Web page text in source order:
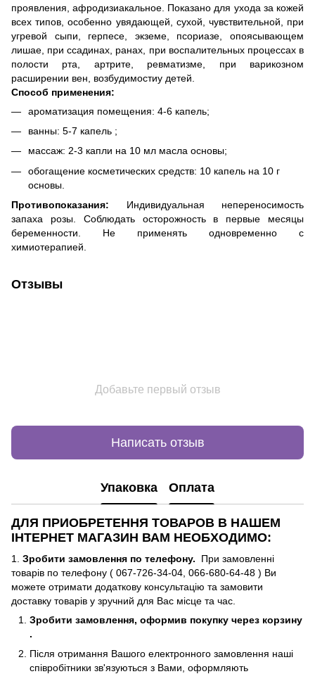
проявления, афродизиакальное. Показано для ухода за кожей
всех типов, особенно увядающей, сухой, чувствительной, при
угревой сыпи, герпесе, экземе, псориазе, опоясывающем
лишае, при ссадинах, ранах, при воспалительных процессах в
полости рта, артрите, ревматизме, при варикозном
расширении вен, возбудимостиу детей.
Способ применения:
ароматизация помещения: 4-6 капель;
ванны: 5-7 капель ;
массаж: 2-3 капли на 10 мл масла основы;
обогащение косметических средств: 10 капель на 10 г
основы.
Противопоказания: Индивидуальная непереносимость
запаха розы. Соблюдать осторожность в первые месяцы
беременности. Не применять одновременно с
химиотерапией.
Отзывы
Добавьте первый отзыв
Написать отзыв
Упаковка Оплата
ДЛЯ ПРИОБРЕТЕННЯ ТОВАРОВ В НАШЕМ
ІНТЕРНЕТ МАГАЗИН ВАМ НЕОБХОДИМО:
1. Зробити замовлення по телефону. При замовленні
товарів по телефону ( 067-726-34-04, 066-680-64-48 ) Ви
можете отримати додаткову консультацію та замовити
доставку товарів у зручний для Вас місце та час.
Зробити замовлення, оформив покупку через корзину
.
Після отримання Вашого електронного замовлення наші
співробітники зв'язуються з Вами, оформляють